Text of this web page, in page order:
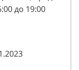
до 19:00